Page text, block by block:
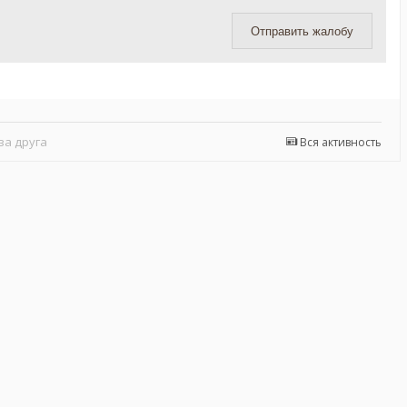
Отправить жалобу
Вся активность
друга